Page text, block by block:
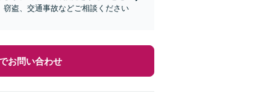
盗、交通事故などご相談ください
お問い合わせ